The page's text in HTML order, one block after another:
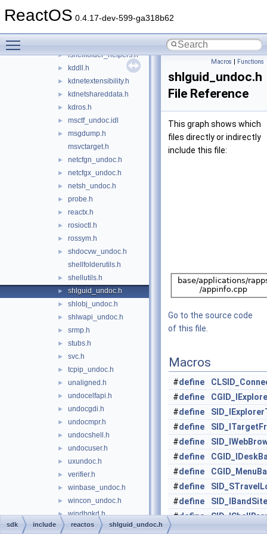
ReactOS 0.4.17-dev-599-ga318b62
► imm32_undoc.h
► ishellfolder_helpers.h
► kddll.h
► kdnetextensibility.h
► kdnetshareddata.h
► kdros.h
► msctf_undoc.idl
►
msgdump.h
msvctarget.h
► netcfgn_undoc.h
► netcfgx_undoc.h
► netsh_undoc.h
► probe.h
► reactx.h
► rosioctl.h
► rossym.h
►
shdocvw_undoc.h
shellfolderutils.h
► shellutils.h
► shlguid_undoc.h
► shlobj_undoc.h
► shlwapi_undoc.h
► srmp.h
► stubs.h
► svc.h
► tcpip_undoc.h
► unaligned.h
► undocelfapi.h
► undocgdi.h
► undocmpr.h
► undocshell.h
► undocuser.h
► uxundoc.h
► verifier.h
► winbase_undoc.h
► wincon_undoc.h
► windbgkd.h
► windns_undoc.h
Macros | Functions
shlguid_undoc.h
File Reference
This graph shows which
files directly or indirectly
include this file:
Go to the source code
of this file.
Macros
#define
#define
#define
#define
#define
#define
#define
#define
#define
SID_IBandSite
#define
sdk include reactos shlguid_undoc.h